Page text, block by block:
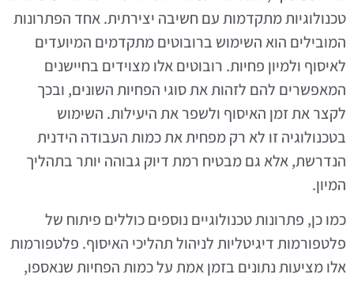
טכנולוגיות מתקדמות עם חשיבה יצירתית. אחד הפתרונות
המובילים הוא השימוש ברובוטים מתקדמים המיועדים
לאיסוף ולמיון פחיות. רובוטים אלו מצוידים בחיישנים
המאפשרים להם לזהות את סוגי הפחיות השונים, ובכך
לקצר את זמן האיסוף ולשפר את היעילות. השימוש
בטכנולוגיה זו לא רק מפחית את כמות העבודה הידנית
הנדרשת, אלא גם מבטיח רמת דיוק גבוהה יותר בתהליך
המיון.
כמו כן, פתרונות טכנולוגיים נוספים כוללים פיתוח של
פלטפורמות דיגיטליות לניהול תהליכי האיסוף. פלטפורמות
אלו מציעות נתונים בזמן אמת על כמות הפחיות שנאספו,